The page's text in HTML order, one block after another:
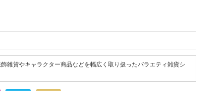
雑貨やキャラクター商品などを幅広く取り扱ったバラエティ雑貨シ